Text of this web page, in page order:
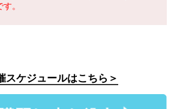
。
スケジュールはこちら＞